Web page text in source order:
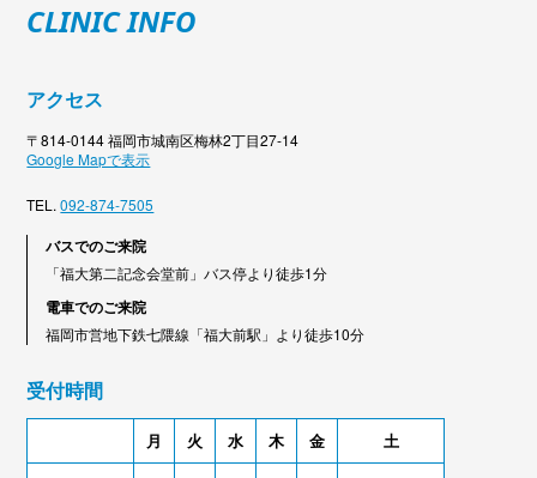
CLINIC INFO
アクセス
〒814-0144 福岡市城南区梅林2丁目27-14
Google Mapで表示
TEL.092-874-7505
バスでのご来院
「福大第二記念会堂前」バス停より徒歩1分
電車でのご来院
福岡市営地下鉄七隈線「福大前駅」より徒歩10分
受付時間
月 火 水 木 金 土